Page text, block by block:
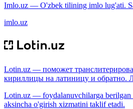
Imlo.uz — O'zbek tilining imlo lug'ati.
imlo.uz
Lotin.uz — поможет
кириллицы на латиницу и обратно.
Lotin.uz — foydalanuvchilarga berilgan
aksincha o'girish xizmatini taklif etadi.